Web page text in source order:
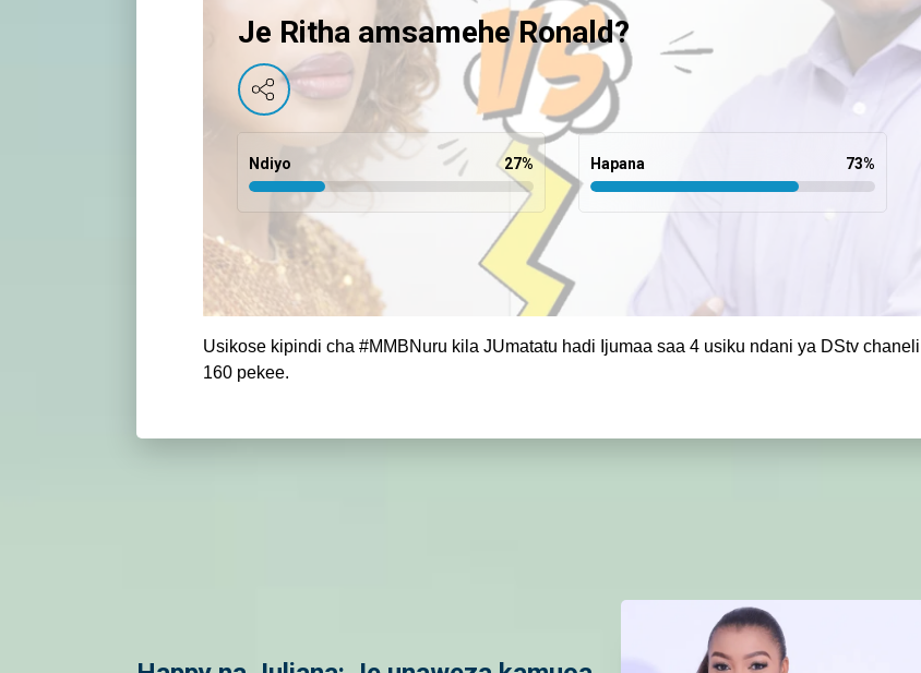
Je Ritha amsamehe Ronald?
Ndiyo 27% Hapana 73%
Usikose kipindi cha #MMBNuru kila JUmatatu hadi Ijumaa saa 4 usiku ndani ya DStv chaneli
160 pekee.